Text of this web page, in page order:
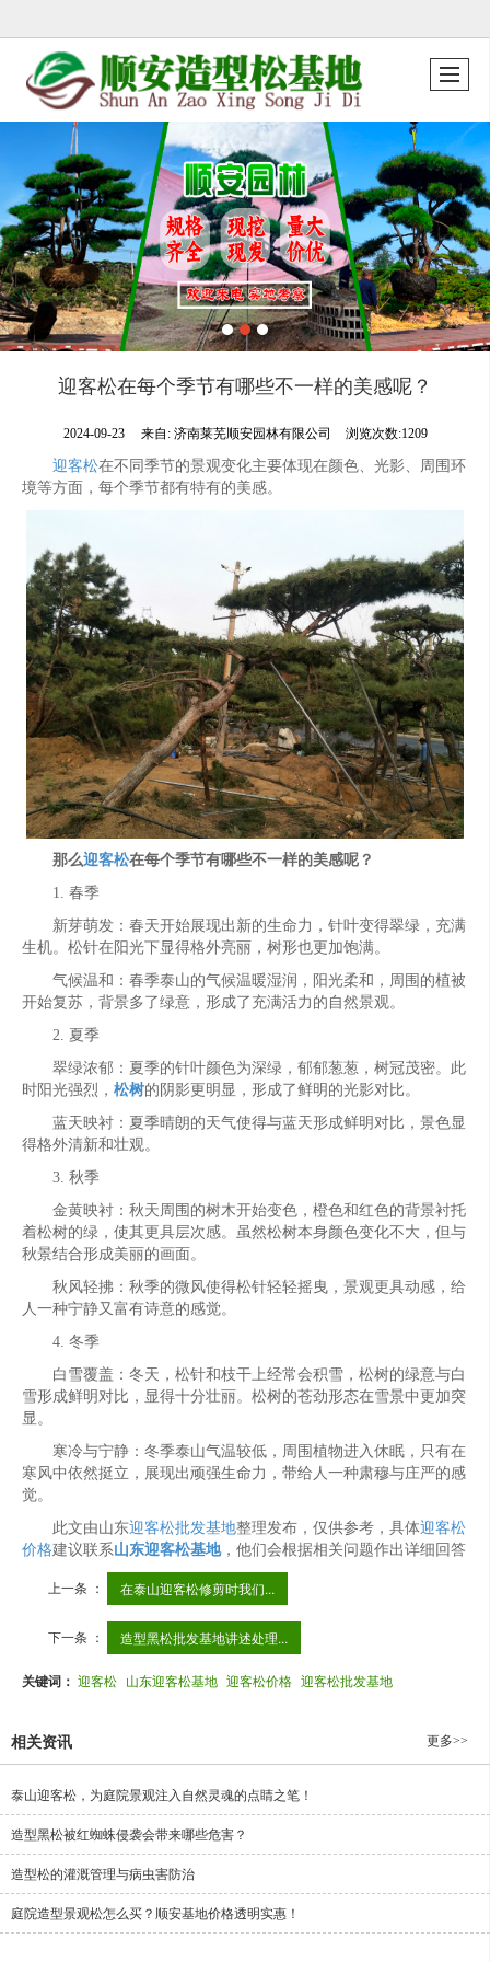
迎客松在每个季节有哪些不一样的美感呢？
2024-09-23 来自: 济南莱芜顺安园林有限公司 浏览次数:1209
迎客松在不同季节的景观变化主要体现在颜色、光影、周围环
境等方面，每个季节都有特有的美感。
那么迎客松在每个季节有哪些不一样的美感呢？
1. 春季
新芽萌发：春天开始展现出新的生命力，针叶变得翠绿，充满
生机。松针在阳光下显得格外亮丽，树形也更加饱满。
气候温和：春季泰山的气候温暖湿润，阳光柔和，周围的植被
开始复苏，背景多了绿意，形成了充满活力的自然景观。
2. 夏季
翠绿浓郁：夏季的针叶颜色为深绿，郁郁葱葱，树冠茂密。此
时阳光强烈， 松树的阴影更明显，形成了鲜明的光影对比。
蓝天映衬：夏季晴朗的天气使得与蓝天形成鲜明对比，景色显
得格外清新和壮观。
3. 秋季
金黄映衬：秋天周围的树木开始变色，橙色和红色的背景衬托
着松树的绿，使其更具层次感。虽然松树本身颜色变化不大，但与
秋景结合形成美丽的画面。
秋风轻拂：秋季的微风使得松针轻轻摇曳，景观更具动感，给
人一种宁静又富有诗意的感觉。
4. 冬季
白雪覆盖：冬天，松针和枝干上经常会积雪，松树的绿意与白
雪形成鲜明对比，显得十分壮丽。松树的苍劲形态在雪景中更加突
显。
寒冷与宁静：冬季泰山气温较低，周围植物进入休眠，只有在
寒风中依然挺立，展现出顽强生命力，带给人一种肃穆与庄严的感
觉。
此文由山东迎客松批发基地整理发布，仅供参考，具体迎客松
价格建议联系山东迎客松基地，他们会根据相关问题作出详细回答
上一条 ： ​在泰山迎客松修剪时我们...
下一条 ： 造型黑松批发基地讲述处理...
关键词： 迎客松 山东迎客松基地 迎客松价格 迎客松批发基地
相关资讯 更多>>
泰山迎客松，为庭院景观注入自然灵魂的点睛之笔！
造型黑松被红蜘蛛侵袭会带来哪些危害？
造型松的灌溉管理与病虫害防治
庭院造型景观松怎么买？顺安基地价格透明实惠！